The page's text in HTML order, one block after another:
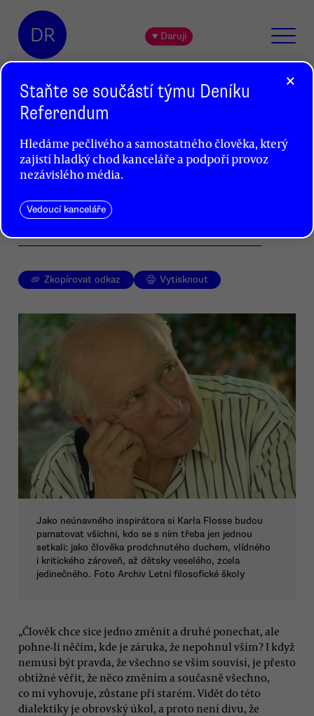
DR ♥ Daruji
Odešel stavitel mostů na zemi.
Zemřel Karel Floss
Otakar Bureš
Ve věku nedožitých devadesáti osmi let zemřel
filosof, politik a pedagog Karel Floss.
Zkopírovat odkaz Vytisknout
Jako neúnavného inspirátora si Karla Flosse budou
pamatovat všichni, kdo se s ním třeba jen jednou
setkali: jako člověka prodchnutého duchem, vlídného
i kritického zároveň, až dětsky veselého, zcela
jedinečného. Foto Archiv Letní filosofické školy
„Člověk chce sice jedno změnit a druhé ponechat, ale
pohne-li něčím, kde je záruka, že nepohnul vším? I když
nemusí být pravda, že všechno se vším souvisí, je přesto
obtížné věřit, že něco změním a současně všechno,
co mi vyhovuje, zůstane při starém. Vidět do této
dialektiky je obrovský úkol, a proto není divu, že
×
Staňte se součástí týmu Deníku
Referendum
Hledáme pečlivého a samostatného člověka, který
zajistí hladký chod kanceláře a podpoří provoz
nezávislého média.
Vedoucí kanceláře